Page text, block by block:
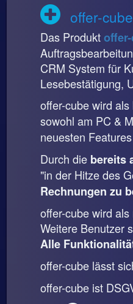
offer-cube
Das Produkt
CRM System für
Lesebestätigung,
offer-cube wird
sowohl am PC &
neuesten Features
Durch die bereits
"in der Hitze des
Rechnungen zu
offer-cube wird
Weitere Benutzer
Alle
offer-cube lässt
offer-cube ist